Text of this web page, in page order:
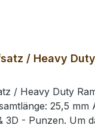
/ Heavy Duty
/ Heavy Duty
25,5 mm
3D - Punzen. Um